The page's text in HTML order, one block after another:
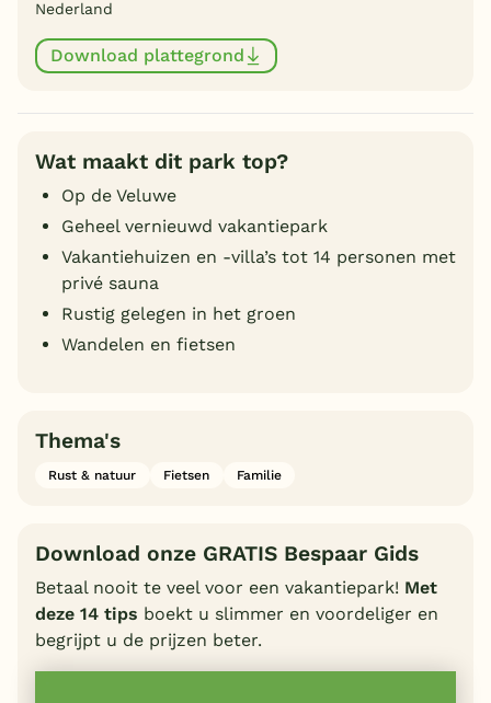
Nederland
Download plattegrond
Wat maakt dit park top?
Op de Veluwe
Geheel vernieuwd vakantiepark
Vakantiehuizen en -villa’s tot 14 personen met
privé sauna
Rustig gelegen in het groen
Wandelen en fietsen
Thema's
Rust & natuur Fietsen Familie
Download onze GRATIS Bespaar Gids
Betaal nooit te veel voor een vakantiepark! Met
deze 14 tips boekt u slimmer en voordeliger en
begrijpt u de prijzen beter.